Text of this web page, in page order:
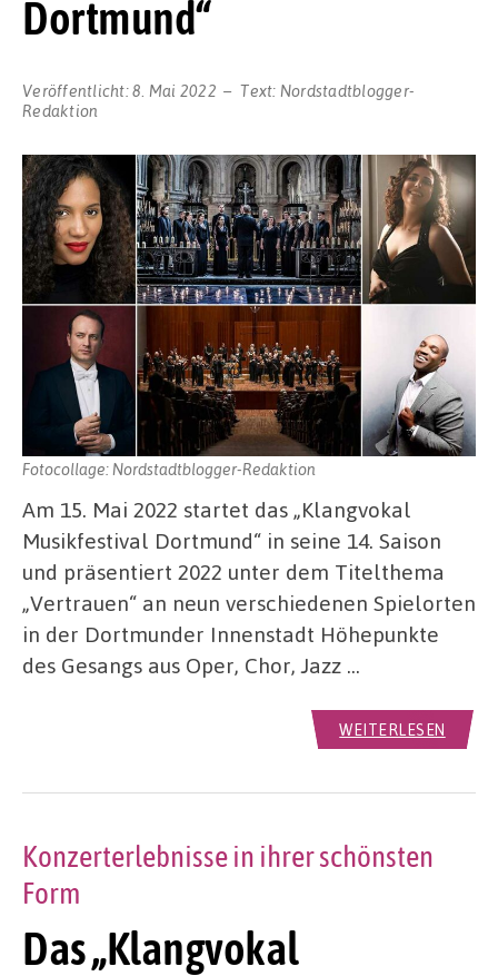
Dortmund“
Veröffentlicht:8. Mai 2022 Text: Nordstadtblogger-
Redaktion
Fotocollage: Nordstadtblogger-Redaktion
Am 15. Mai 2022 startet das „Klangvokal
Musikfestival Dortmund“ in seine 14. Saison
und präsentiert 2022 unter dem Titelthema
„Vertrauen“ an neun verschiedenen Spielorten
in der Dortmunder Innenstadt Höhepunkte
des Gesangs aus Oper, Chor, Jazz …
WEITERLESEN
Das „Klangvokal
Konzerterlebnisse in ihrer schönsten
Form